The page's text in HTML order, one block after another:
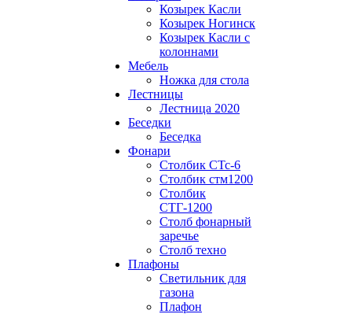
Козырек Касли
Козырек Ногинск
Козырек Касли с
колоннами
Мебель
Ножка для стола
Лестницы
Лестница 2020
Беседки
Беседка
Фонари
Столбик СТс-6
Столбик стм1200
Столбик
СТГ-1200
Столб фонарный
заречье
Столб техно
Плафоны
Светильник для
газона
Плафон